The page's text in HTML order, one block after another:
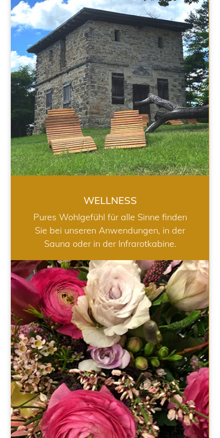
WELLNESS
WELLNESS
Pures Wohlgefühl für alle Sinne finden
Sie bei unseren Anwendungen, in der
Sauna oder in der Infrarotkabine.
HOCHZEIT